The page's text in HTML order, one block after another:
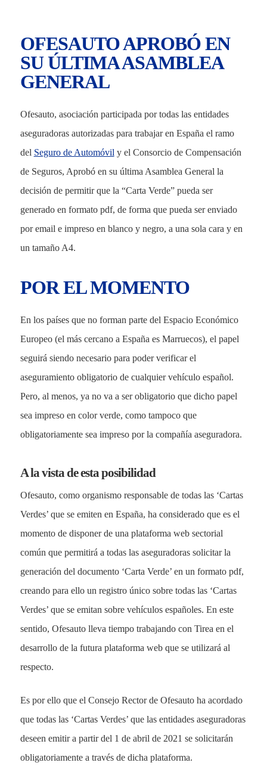
OFESAUTO APROBÓ EN
SU ÚLTIMA ASAMBLEA
GENERAL
Ofesauto, asociación participada por todas las entidades
aseguradoras autorizadas para trabajar en España el ramo
del Seguro de Automóvil y el Consorcio de Compensación
de Seguros, Aprobó en su última Asamblea General la
decisión de permitir que la “Carta Verde” pueda ser
generado en formato pdf, de forma que pueda ser enviado
por email e impreso en blanco y negro, a una sola cara y en
un tamaño A4.
POR EL MOMENTO
En los países que no forman parte del Espacio Económico
Europeo (el más cercano a España es Marruecos), el papel
seguirá siendo necesario para poder verificar el
aseguramiento obligatorio de cualquier vehículo español.
Pero, al menos, ya no va a ser obligatorio que dicho papel
sea impreso en color verde, como tampoco que
obligatoriamente sea impreso por la compañía aseguradora.
A la vista de esta posibilidad
Ofesauto, como organismo responsable de todas las ‘Cartas
Verdes’ que se emiten en España, ha considerado que es el
momento de disponer de una plataforma web sectorial
común que permitirá a todas las aseguradoras solicitar la
generación del documento ‘Carta Verde’ en un formato pdf,
creando para ello un registro único sobre todas las ‘Cartas
Verdes’ que se emitan sobre vehículos españoles. En este
sentido, Ofesauto lleva tiempo trabajando con Tirea en el
desarrollo de la futura plataforma web que se utilizará al
respecto.
Es por ello que el Consejo Rector de Ofesauto ha acordado
que todas las ‘Cartas Verdes’ que las entidades aseguradoras
deseen emitir a partir del 1 de abril de 2021 se solicitarán
obligatoriamente a través de dicha plataforma.